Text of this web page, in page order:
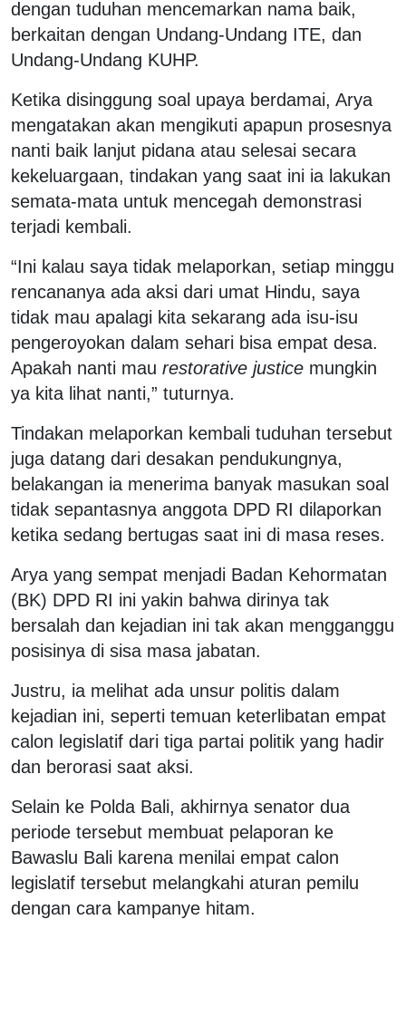
dengan tuduhan mencemarkan nama baik,
berkaitan dengan Undang-Undang ITE, dan
Undang-Undang KUHP.
Ketika disinggung soal upaya berdamai, Arya
mengatakan akan mengikuti apapun prosesnya
nanti baik lanjut pidana atau selesai secara
kekeluargaan, tindakan yang saat ini ia lakukan
semata-mata untuk mencegah demonstrasi
terjadi kembali.
“Ini kalau saya tidak melaporkan, setiap minggu
rencananya ada aksi dari umat Hindu, saya
tidak mau apalagi kita sekarang ada isu-isu
pengeroyokan dalam sehari bisa empat desa.
Apakah nanti mau restorative justice mungkin
ya kita lihat nanti,” tuturnya.
Tindakan melaporkan kembali tuduhan tersebut
juga datang dari desakan pendukungnya,
belakangan ia menerima banyak masukan soal
tidak sepantasnya anggota DPD RI dilaporkan
ketika sedang bertugas saat ini di masa reses.
Arya yang sempat menjadi Badan Kehormatan
(BK) DPD RI ini yakin bahwa dirinya tak
bersalah dan kejadian ini tak akan mengganggu
posisinya di sisa masa jabatan.
Justru, ia melihat ada unsur politis dalam
kejadian ini, seperti temuan keterlibatan empat
calon legislatif dari tiga partai politik yang hadir
dan berorasi saat aksi.
Selain ke Polda Bali, akhirnya senator dua
periode tersebut membuat pelaporan ke
Bawaslu Bali karena menilai empat calon
legislatif tersebut melangkahi aturan pemilu
dengan cara kampanye hitam.